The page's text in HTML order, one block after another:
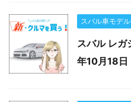
スバル車モデ
スバル レガ
年10月18日